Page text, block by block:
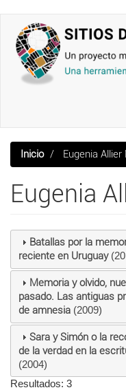
contenido
principal
Inicio Eugenia
Eugenia
Batallas por la
reciente en Uruguay
Memoria y olvido,
pasado. Las antiguas
de amnesia(2009)
Sara y Simón o la
de la verdad en la
(2004)
Resultados: 3